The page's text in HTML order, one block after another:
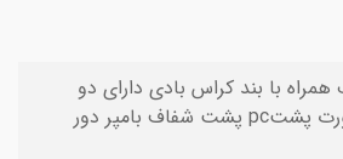
با بند کراس بادی دارای دو
قلاب مگ سیف ساپورت پشتpc پشت شفاف بامپر دور